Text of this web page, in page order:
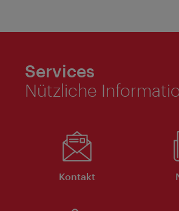
Services
Nützliche
Kontakt